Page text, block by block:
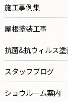
施工事例集
屋根塗装工事
抗菌&抗ウィルス
スタッフブログ
ショウルーム案内